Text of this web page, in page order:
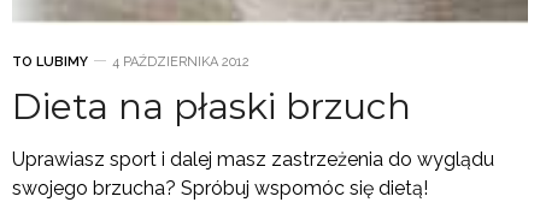
TO LUBIMY 4 PAŹDZIERNIKA 2012
Dieta na płaski brzuch
Uprawiasz sport i dalej masz zastrzeżenia do wyglądu
swojego brzucha? Spróbuj wspomóc się dietą!